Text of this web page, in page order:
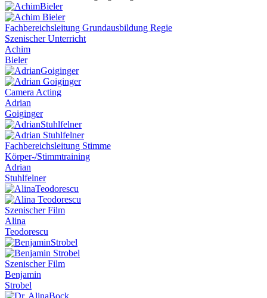
Fachbereichsleitung Grundausbildung Regie
Szenischer Unterricht
Achim
Bieler
Camera Acting
Adrian
Goiginger
Fachbereichsleitung Stimme
Körper-/Stimmtraining
Adrian
Stuhlfelner
Szenischer Film
Alina
Teodorescu
Szenischer Film
Benjamin
Strobel